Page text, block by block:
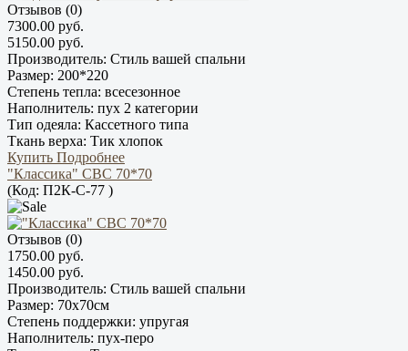
Отзывов (0)
7300.00 руб.
5150.00 руб.
Производитель: Стиль вашей спальни
Размер: 200*220
Степень тепла: всесезонное
Наполнитель: пух 2 категории
Тип одеяла: Кассетного типа
Ткань верха: Тик хлопок
Купить Подробнее
"Классика" СВС 70*70
(Код: П2К-С-77 )
Отзывов (0)
1750.00 руб.
1450.00 руб.
Производитель: Стиль вашей спальни
Размер: 70х70см
Степень поддержки: упругая
Наполнитель: пух-перо